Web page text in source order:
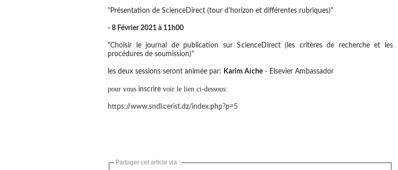
"Présentation de ScienceDirect (tour d'horizon et différentes rubriques)"
- 8 Février 2021 à 11h00
"Choisir le journal de publication sur ScienceDirect (les critères de recherche et les
procédures de soumission)"
les deux sessions seront animée par: Karim Aiche - Elsevier Ambassador
pour vous inscrire voir le lien ci-dessous:
https://www.sndl.cerist.dz/index.php?p=5
Partager cet article via :